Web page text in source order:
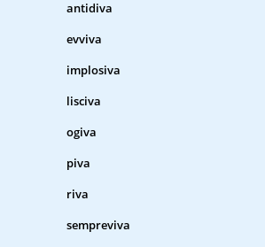
antidiva
evviva
implosiva
lisciva
ogiva
piva
riva
sempreviva